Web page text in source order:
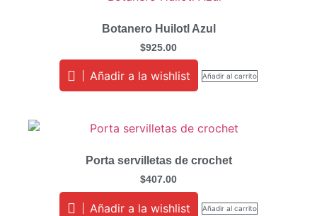
Botanero Huilotl Azul
$925.00
Añadir a la wishlist Añadir al carrito
Porta servilletas de crochet
$407.00
Añadir a la wishlist Añadir al carrito